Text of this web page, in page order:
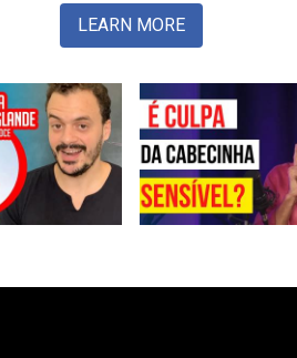
LEARN MORE